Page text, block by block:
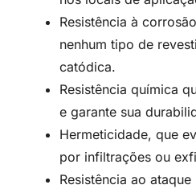
Resistência à
nenhum tipo de
catódica.
Resistência química
e garante sua
Hermeticidade, que
por infiltrações ou
Resistência ao